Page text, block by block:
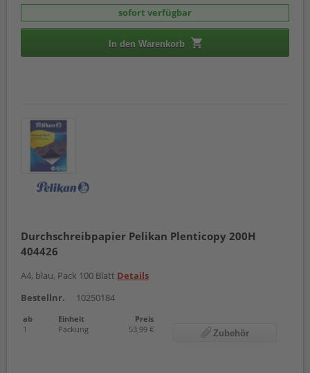
sofort verfügbar
In den Warenkorb
Durchschreibpapier Pelikan Plenticopy 200H
404426
A4, blau, Pack 100 Blatt Details
Bestellnr.
10250184
ab Einheit
Preis
1
Packung 53,99 € Zubehör